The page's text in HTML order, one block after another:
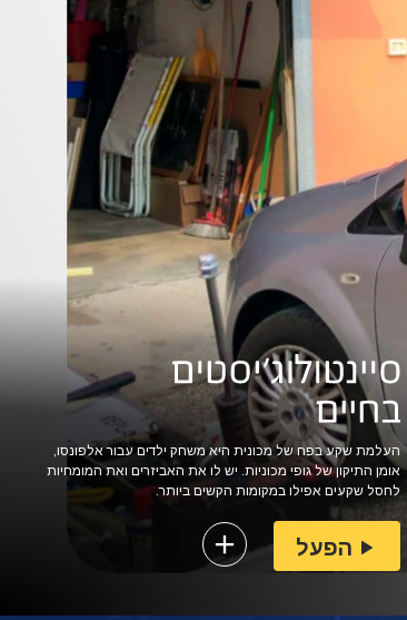
העלמת שקע בפח של מכונית היא משחק ילדים עבור אלפונסו,
אומן התיקון של גופי מכוניות. יש לו את האביזרים ואת המומחיות
לחסל שקעים אפילו במקומות הקשים ביותר.
הפעל